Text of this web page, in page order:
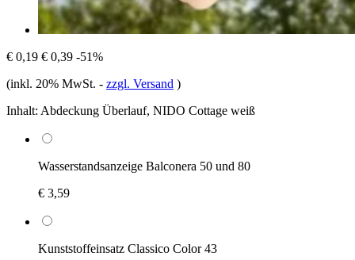
€ 0,19 € 0,39 -51%
(inkl. 20% MwSt. - zzgl. Versand )
Inhalt: Abdeckung Überlauf, NIDO Cottage weiß
Wasserstandsanzeige Balconera 50 und 80
€ 3,59
Kunststoffeinsatz Classico Color 43